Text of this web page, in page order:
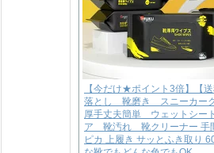
【今だけ★ポイント3倍】【
落とし 靴磨き スニーカー
厚手丈夫簡単 ウェットシー
ア 靴汚れ 靴クリーナー 手
ピカ 上履き サッとふき取り